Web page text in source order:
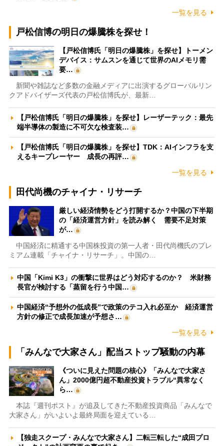
一覧を見る
戸松信博の明日の爆騰株を探せ！
【戸松信博氏「明日の爆騰株」を探せ】トーメン
デバイス：サムスンを通じて世界のAIメモリ需
要…
新聞や雑誌など多数の金融メディアに出演するグローバルリン
クアドバイザーズ代表の戸松信博氏が、最新…
【戸松信博氏「明日の爆騰株」を探せ】レーザーテック：最先
端半導体の製造に不可欠な検査装…
【戸松信博氏「明日の爆騰株」を探せ】TDK：AIインフラを支
えるキープレーヤー 成長の再評…
一覧を見る
田代尚機のチャイナ・リサーチ
厳しい経済情勢をどう打開するか？中国の下半期
の「経済運営方針」を読み解く 需要不足対策
が…
中国経済に精通する中国株投資の第一人者・田代尚機氏のプレ
ミアム連載「チャイナ・リサーチ」。中国の…
中国「Kimi K3」の衝撃に世界はどう対応するのか？ 米財務
長官が検討する「蒸留を行う中国…
中国経済“予想外の低成長”で政策のテコ入れ必至か 経済運営
方針の修正で成長加速が予想さ…
一覧を見る
「みんなで大家さん」配当ストップ騒動の内幕
《ついに見えた問題の核心》「みんなで大家さ
ん」2000億円超不動産投資トラブル“異常なく
ら…
本誌『週刊ポスト』が追及してきた不動産投資商品「みんなで
大家さん」がいよいよ最終局面を迎えている…
【独走スクープ・みんなで大家さん】二転三転した“成田プロ